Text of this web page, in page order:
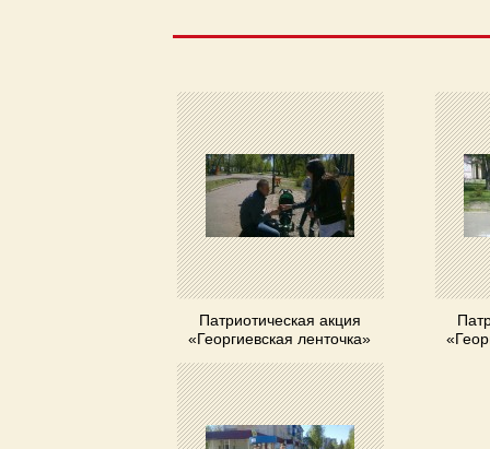
Патриотическая акция
«Георгиевская ленточка»